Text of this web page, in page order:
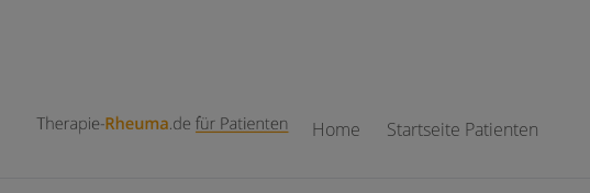
Home Startseite Patienten